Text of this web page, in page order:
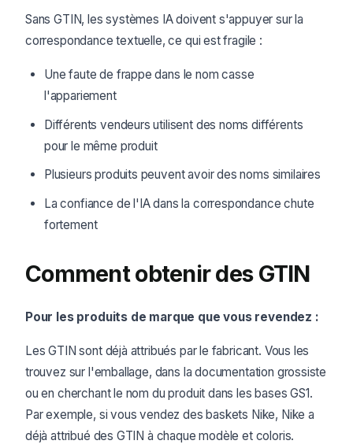
Sans GTIN, les systèmes IA doivent s'appuyer sur la
correspondance textuelle, ce qui est fragile :
Une faute de frappe dans le nom casse
l'appariement
Différents vendeurs utilisent des noms différents
pour le même produit
Plusieurs produits peuvent avoir des noms similaires
La confiance de l'IA dans la correspondance chute
fortement
Comment obtenir des GTIN
Pour les produits de marque que vous revendez :
Les GTIN sont déjà attribués par le fabricant. Vous les
trouvez sur l'emballage, dans la documentation grossiste
ou en cherchant le nom du produit dans les bases GS1.
Par exemple, si vous vendez des baskets Nike, Nike a
déjà attribué des GTIN à chaque modèle et coloris.